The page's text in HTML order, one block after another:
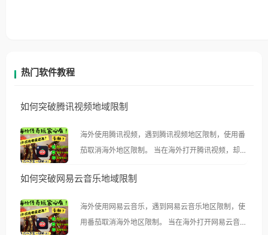
热门软件教程
如何突破腾讯视频地域限制
海外使用腾讯视频，遇到腾讯视频地区限制，使用番
茄取消海外地区限制。 当在海外打开腾讯视频，却突
示语。 海外用户如香港、澳门、台湾、美国、加拿
像其他音乐平台一样，出现地区及版权限制问题，且
仅能在中国大陆地区播放。 遇到这个问题的朋友们，
如何突破网易云音乐地域限制
海外使用网易云音乐，遇到网易云音乐地区限制，使
用番茄取消海外地区限制。 当在海外打开网易云音